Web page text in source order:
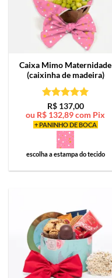
Caixa Mimo Maternidade
(caixinha de madeira)
Avaliação5
de 5
R$137,00
ou R$ 132,89com Pix
+ PANINHO DE BOCA
escolha a estampa do tecido